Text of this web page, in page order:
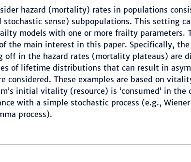
hazard (mortality) rates in populations
stochastic sense) subpopulations. This setting
models with one or more frailty parameters.
the main interest in this paper. Specifically, the
off in the hazard rates (mortality plateaus) are
of lifetime distributions that can result in
considered. These examples are based on
initial vitality (resource) is ‘consumed’ in the
with a simple stochastic process (e.g.,
process).